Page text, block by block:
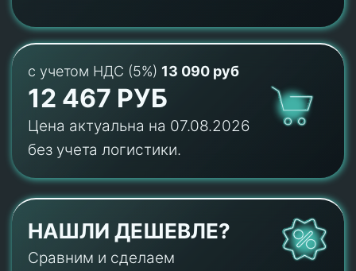
с учетом НДС (5%) 13 090 руб
12 467 РУБ
Цена актуальна на 07.08.2026
без учета логистики.
НАШЛИ ДЕШЕВЛЕ?
Сравним и сделаем